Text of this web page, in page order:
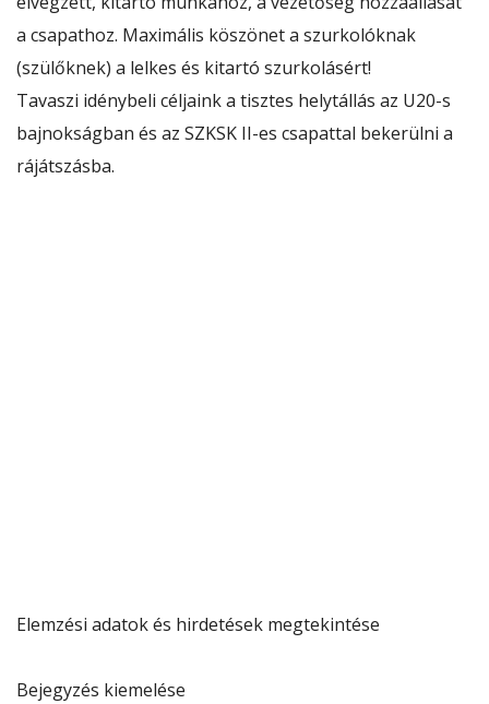
a csapathoz. Maximális köszönet a szurkolóknak
(szülőknek) a lelkes és kitartó szurkolásért!
Tavaszi idénybeli céljaink a tisztes helytállás az U20-s
bajnokságban és az SZKSK II-es csapattal bekerülni a
rájátszásba.
Elemzési adatok és hirdetések megtekintése
Bejegyzés kiemelése